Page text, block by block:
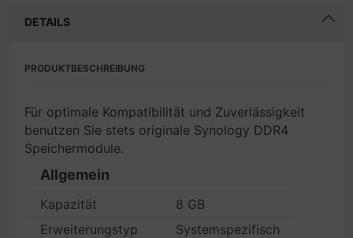
DETAILS
PRODUKTBESCHREIBUNG
Für optimale Kompatibilität und Zuverlässigkeit
benutzen Sie stets originale Synology DDR4
Speichermodule.
Allgemein
Kapazität
8 GB
Erweiterungstyp
Systemspezifisch